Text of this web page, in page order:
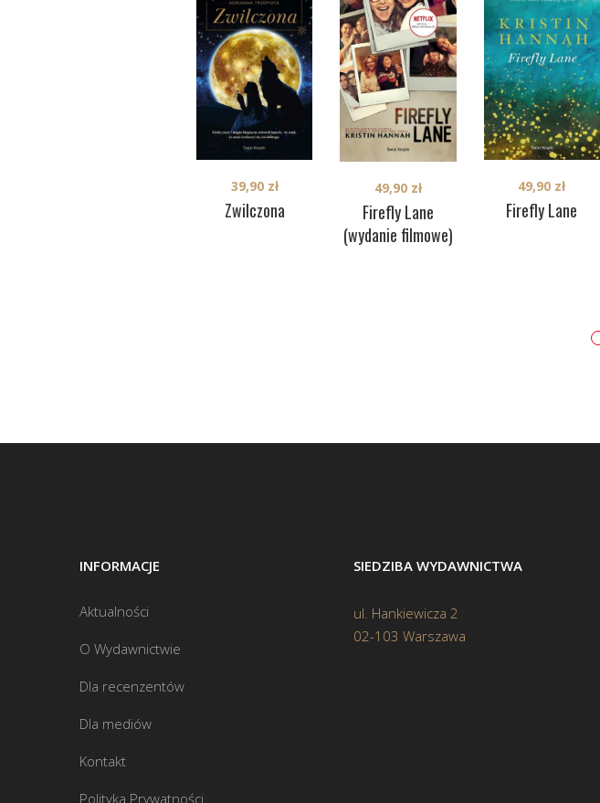
Zwilczona
39,90 zł
Firefly Lane
(wydanie filmowe)
49,90 zł
Firefly Lane
49,90 zł
INFORMACJE
Aktualności
O Wydawnictwie
Dla recenzentów
Dla mediów
Kontakt
Polityka Prywatności
SIEDZIBA WYDAWNICTWA
ul. Hankiewicza 2
02-103 Warszawa